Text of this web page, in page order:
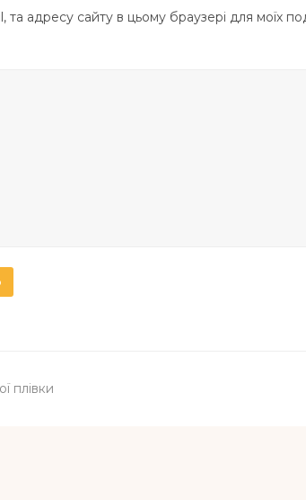
та адресу сайту в цьому браузері для моїх
плівки